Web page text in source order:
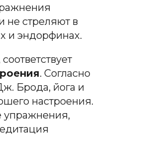
не стреляют в
и эндорфинах.
. Согласно
Брода, йога и
настроения.
упражнения,